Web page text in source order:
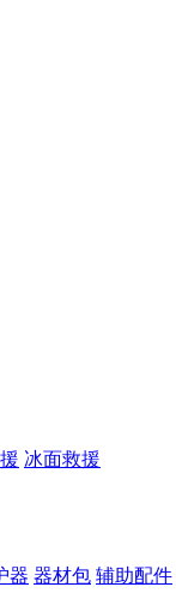
冰面救援
器 器材包 辅助配件